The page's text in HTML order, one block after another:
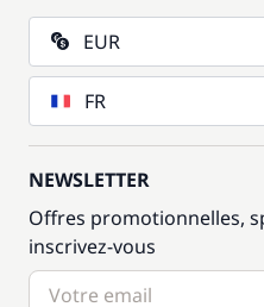
EUR
FR
NEWSLETTER
Offres promotionnelles,
inscrivez-vous